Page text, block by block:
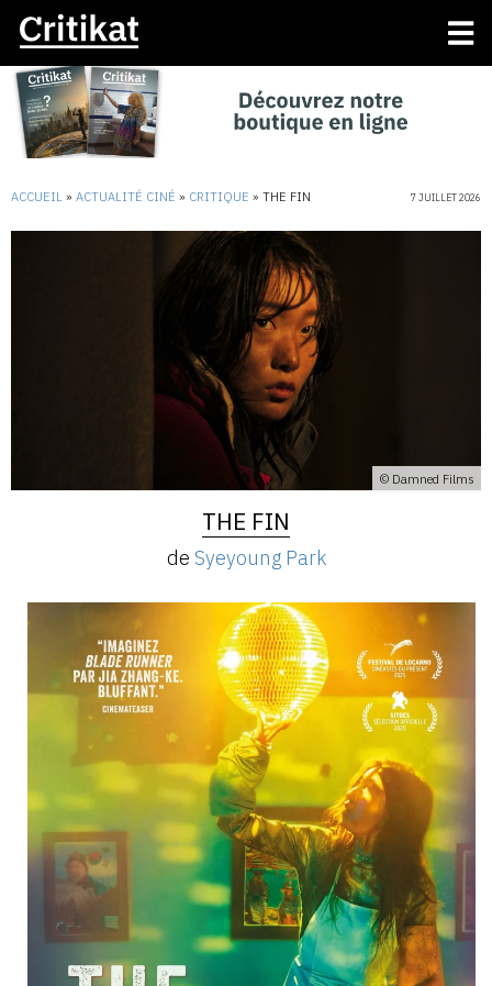
ACCUEIL » ACTUALITÉ CINÉ » CRITIQUE » THE FIN 7 JUILLET 2026
© Damned Films
THE FIN
de Syeyoung Park